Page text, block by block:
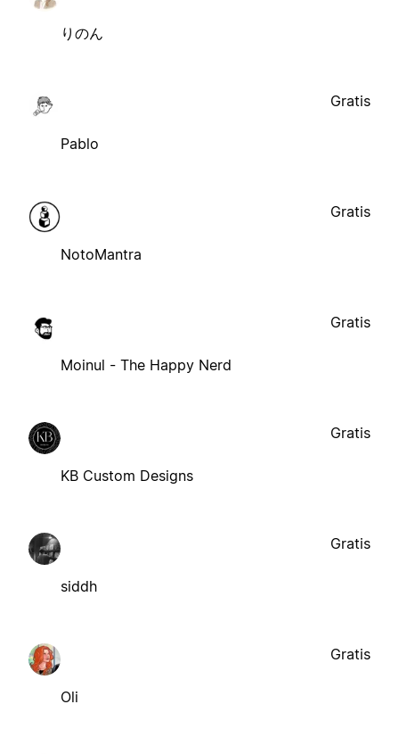
りのん
Pablo
Gratis
NotoMantra
Gratis
Moinul - The Happy Nerd
Gratis
KB Custom Designs
Gratis
siddh
Gratis
Oli
Gratis